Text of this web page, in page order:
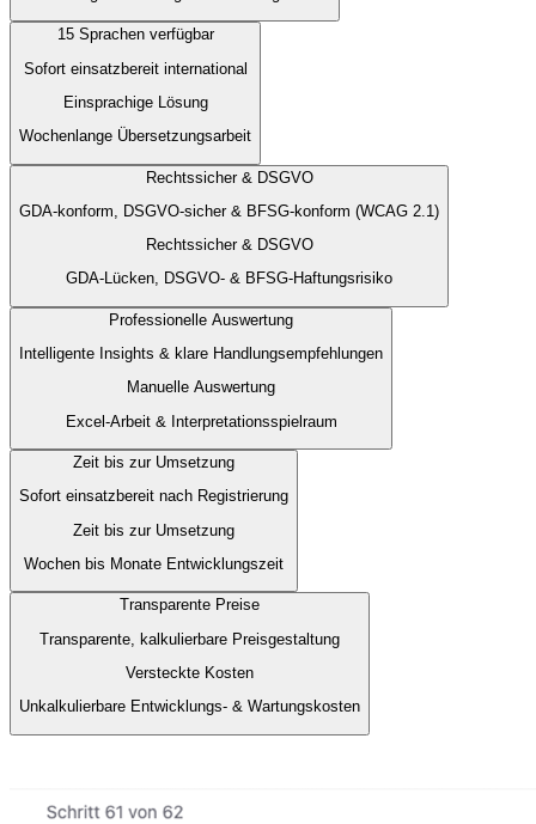
15 Sprachen verfügbar
Sofort einsatzbereit international
Einsprachige Lösung
Wochenlange Übersetzungsarbeit
Rechtssicher & DSGVO
GDA-konform, DSGVO-sicher & BFSG-konform (WCAG 2.1)
Rechtssicher & DSGVO
GDA-Lücken, DSGVO- & BFSG-Haftungsrisiko
Professionelle Auswertung
Intelligente Insights & klare Handlungsempfehlungen
Manuelle Auswertung
Excel-Arbeit & Interpretationsspielraum
Zeit bis zur Umsetzung
Sofort einsatzbereit nach Registrierung
Zeit bis zur Umsetzung
Wochen bis Monate Entwicklungszeit
Transparente Preise
Transparente, kalkulierbare Preisgestaltung
Versteckte Kosten
Unkalkulierbare Entwicklungs- & Wartungskosten